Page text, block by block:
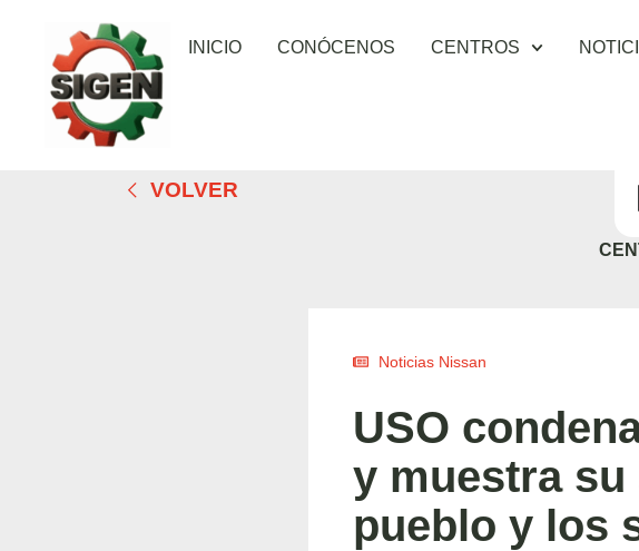
INICIO CONÓCENOS CENTROS
VOLVER
Noticias Nissan
USO
y muestra
pueblo y los